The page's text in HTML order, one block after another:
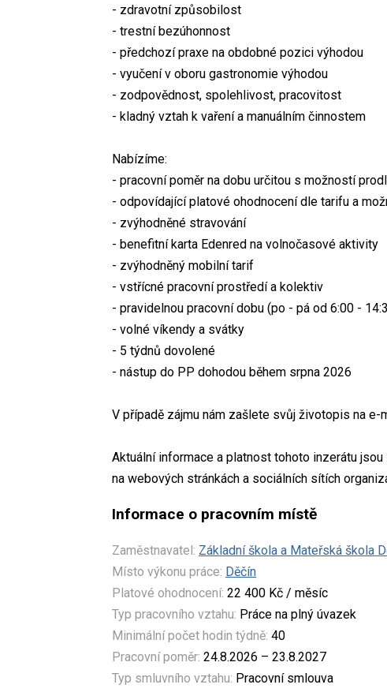
- zdravotní způsobilost
- trestní bezúhonnost
- předchozí praxe na obdobné pozici výhodou
- vyučení v oboru gastronomie výhodou
- zodpovědnost, spolehlivost, pracovitost
- kladný vztah k vaření a manuálním činnostem
Nabízíme:
- pracovní poměr na dobu určitou s možností
- odpovídající platové ohodnocení dle tarifu a
- zvýhodněné stravování
- benefitní karta Edenred na volnočasové aktivity
- zvýhodněný mobilní tarif
- vstřícné pracovní prostředí a kolektiv
- pravidelnou pracovní dobu (po - pá od 6:00 -
- volné víkendy a svátky
- 5 týdnů dovolené
- nástup do PP dohodou během srpna 2026
V případě zájmu nám zašlete svůj životopis na e-
Aktuální informace a platnost tohoto inzerátu
na webových stránkách a sociálních sítích
Informace o pracovním místě
Zaměstnavatel: Základní škola a Mateřská škola
Místo výkonu práce: Děčín
Platové ohodnocení: 22 400 Kč / měsíc
Typ pracovního vztahu: Práce na plný úvazek
Minimální počet hodin týdně: 40
Pracovní poměr: 24.8.2026 – 23.8.2027
Typ smluvního vztahu: Pracovní smlouva